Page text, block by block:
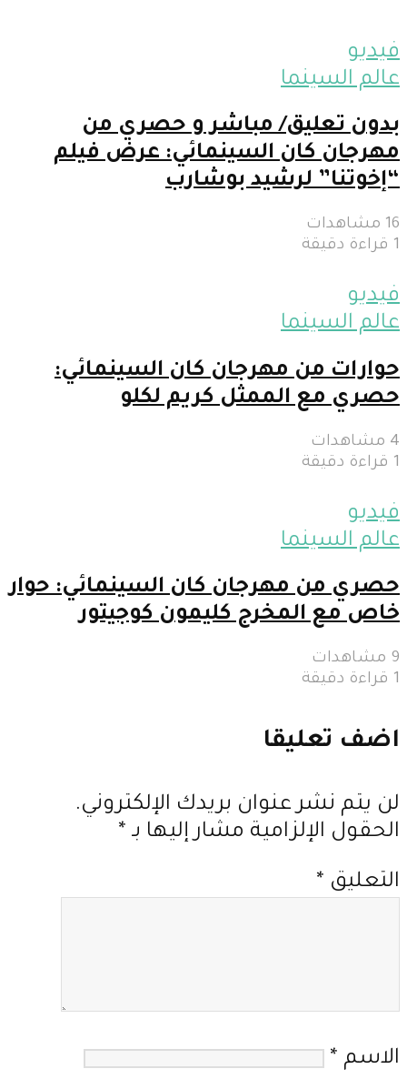
فيديو
عالم السينما
بدون تعليق/ مباشر و حصري من
مهرجان كان السينمائي: عرض فيلم
“إخوتنا” لرشيد بوشارب
16 مشاهدات
1 قراءة دقيقة
فيديو
عالم السينما
حوارات من مهرجان كان السينمائي:
حصري مع الممثل كريم لكلو
4 مشاهدات
1 قراءة دقيقة
فيديو
عالم السينما
حصري من مهرجان كان السينمائي: حوار
خاص مع المخرج كليمون كوجيتور
9 مشاهدات
1 قراءة دقيقة
اضف تعليقا
لن يتم نشر عنوان بريدك الإلكتروني.
الحقول الإلزامية مشار إليها بـ *
التعليق *
الاسم *